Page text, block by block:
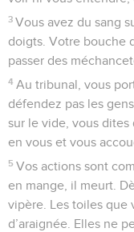
3 Vous avez du sang
doigts. Votre bouche
passer des
4 Au tribunal, vous
défendez pas les
sur le vide, vous dites
en vous et vous
5 Vos actions sont
en mange, il meurt.
vipère. Les toiles que
d’araignée. Elles ne